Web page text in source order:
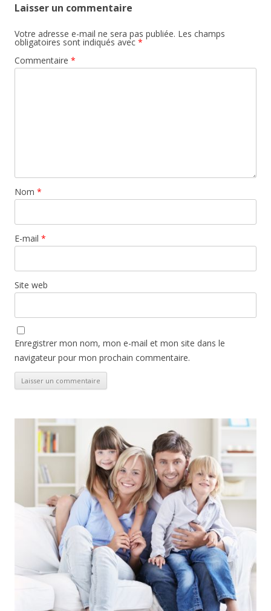
Laisser un commentaire
Votre adresse e-mail ne sera pas publiée. Les champs
obligatoires sont indiqués avec *
Commentaire *
Nom *
E-mail *
Site web
Enregistrer mon nom, mon e-mail et mon site dans le
navigateur pour mon prochain commentaire.